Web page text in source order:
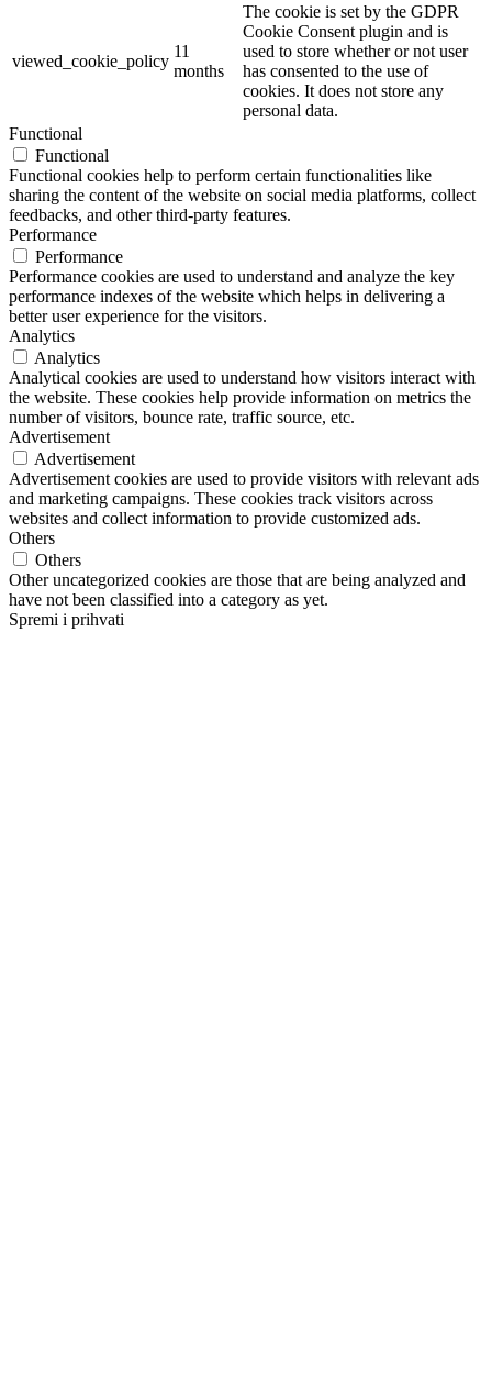
viewed_cookie_policy
11
months
The cookie is set by the GDPR
Cookie Consent plugin and is
used to store whether or not user
has consented to the use of
cookies. It does not store any
personal data.
Functional
Functional
Functional cookies help to perform certain functionalities like
sharing the content of the website on social media platforms, collect
feedbacks, and other third-party features.
Performance
Performance
Performance cookies are used to understand and analyze the key
performance indexes of the website which helps in delivering a
better user experience for the visitors.
Analytics
Analytics
Analytical cookies are used to understand how visitors interact with
the website. These cookies help provide information on metrics the
number of visitors, bounce rate, traffic source, etc.
Advertisement
Advertisement
Advertisement cookies are used to provide visitors with relevant ads
and marketing campaigns. These cookies track visitors across
websites and collect information to provide customized ads.
Others
Others
Other uncategorized cookies are those that are being analyzed and
have not been classified into a category as yet.
Spremi i prihvati